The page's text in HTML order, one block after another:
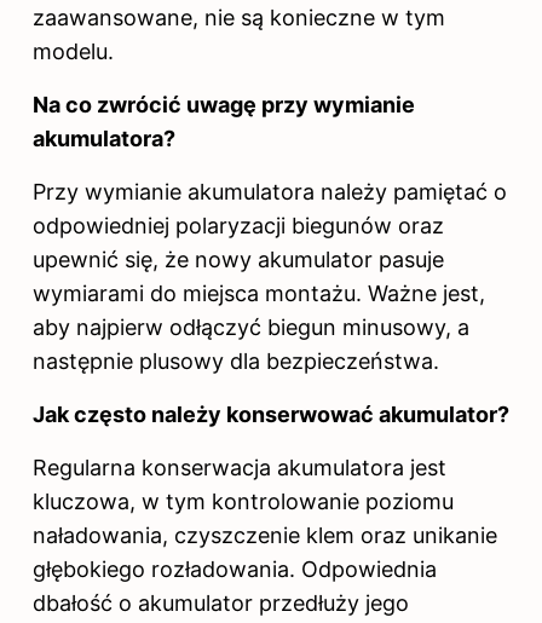
zaawansowane, nie są konieczne w tym
modelu.
Na co zwrócić uwagę przy wymianie
akumulatora?
Przy wymianie akumulatora należy pamiętać o
odpowiedniej polaryzacji biegunów oraz
upewnić się, że nowy akumulator pasuje
wymiarami do miejsca montażu. Ważne jest,
aby najpierw odłączyć biegun minusowy, a
następnie plusowy dla bezpieczeństwa.
Jak często należy konserwować akumulator?
Regularna konserwacja akumulatora jest
kluczowa, w tym kontrolowanie poziomu
naładowania, czyszczenie klem oraz unikanie
głębokiego rozładowania. Odpowiednia
dbałość o akumulator przedłuży jego